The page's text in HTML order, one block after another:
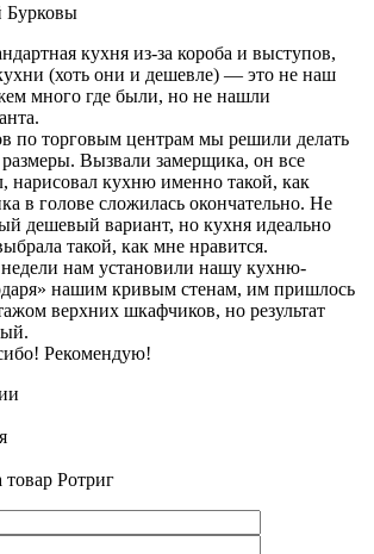
Бурковы
кухня из-за короба и выступов,
(хоть они и дешевле) — это не наш
много где были, но не нашли
по торговым центрам мы решили делать
Вызвали замерщика, он все
нарисовал кухню именно такой, как
в голове сложилась окончательно. Не
дешевый вариант, но кухня идеально
такой, как мне нравится.
нам установили нашу кухню-
нашим кривым стенам, им пришлось
верхних шкафчиков, но результат
Рекомендую!
товар Ротриг